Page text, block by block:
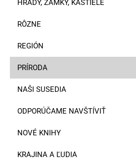
HRADY, ZÁMKY, KAŠTIELE
RÔZNE
REGIÓN
PRÍRODA
NAŠI SUSEDIA
ODPORÚČAME NAVŠTÍVIŤ
NOVÉ KNIHY
KRAJINA A ĽUDIA